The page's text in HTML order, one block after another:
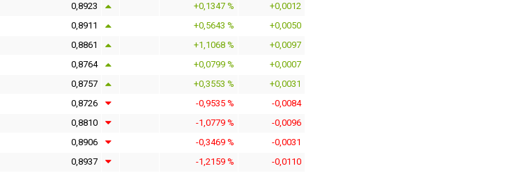
0,8923 +0,1347 %
+0,0012
0,8911 +0,5643 %
+0,0050
0,8861 +1,1068 %
+0,0097
0,8764 +0,0799 %
+0,0007
0,8757 +0,3553 %
+0,0031
0,8726 -0,9535 %
-0,0084
0,8810 -1,0779 %
-0,0096
0,8906 -0,3469 %
-0,0031
0,8937 -1,2159 %
-0,0110